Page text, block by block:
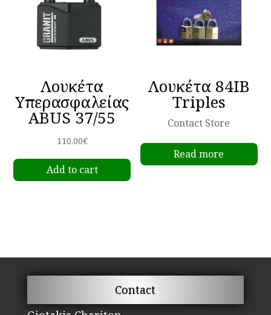
chosen
page
Λουκέτα
Υπερασφαλείας
ABUS 37/55
110.00€
Add to cart
Λουκέτα 84IB
Triples
Contact Store
Read more
Contact